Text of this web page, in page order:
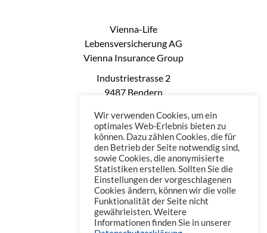
Vienna-Life
Lebensversicherung AG
Vienna Insurance Group
Industriestrasse 2
9487 Bendern
Phone: +423 235 0660
Telefax: +423 235 0669
Mail: office@vienna-life.li
Wir verwenden Cookies, um ein
optimales Web-Erlebnis bieten zu
können. Dazu zählen Cookies, die für
den Betrieb der Seite notwendig sind,
sowie Cookies, die anonymisierte
Statistiken erstellen. Sollten Sie die
Einstellungen der vorgeschlagenen
Cookies ändern, können wir die volle
Funktionalität der Seite nicht
gewährleisten. Weitere
Informationen finden Sie in unserer